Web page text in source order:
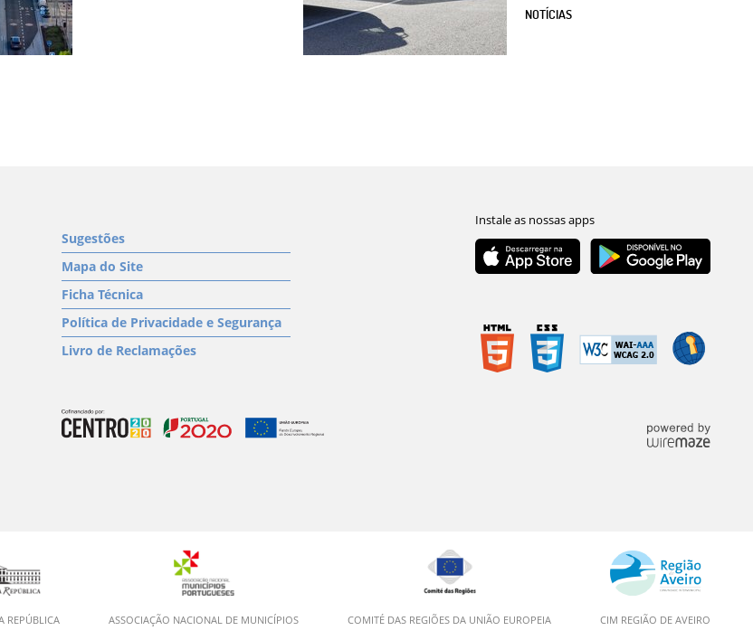
NOTÍCIAS
Sugestões
Mapa do Site
Ficha Técnica
Política de Privacidade e Segurança
Livro de Reclamações
REPÚBLICA ASSOCIAÇÃO NACIONAL DE MUNICÍPIOS COMITÉ DAS REGIÕES DA UNIÃO EUROPEIA CIM REGIÃO DE AVEIRO